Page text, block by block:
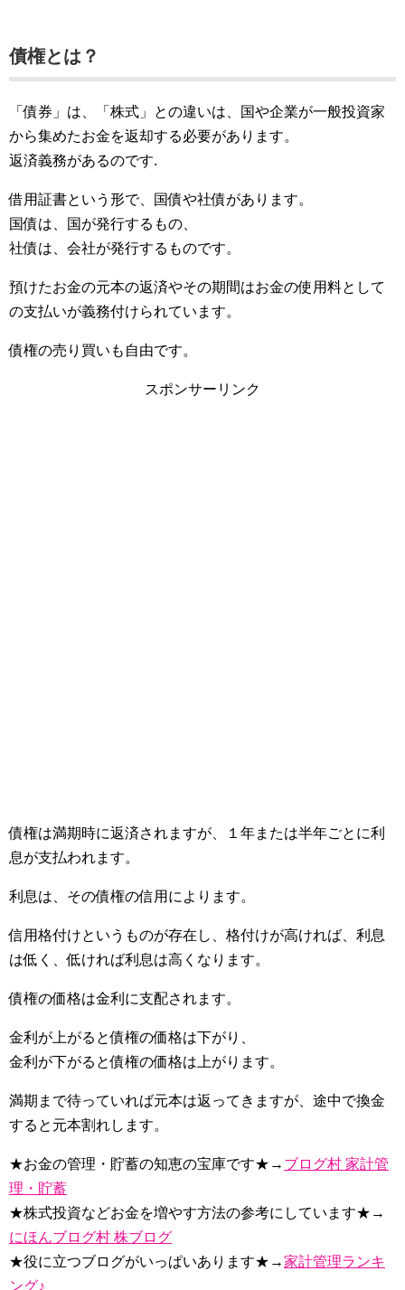
債権とは？
「債券」は、「株式」との違いは、国や企業が一般投資家
から集めたお金を返却する必要があります。
返済義務があるのです.
借用証書という形で、国債や社債があります。
国債は、国が発行するもの、
社債は、会社が発行するものです。
預けたお金の元本の返済やその期間はお金の使用料として
の支払いが義務付けられています。
債権の売り買いも自由です。
スポンサーリンク
債権は満期時に返済されますが、１年または半年ごとに利
息が支払われます。
利息は、その債権の信用によります。
信用格付けというものが存在し、格付けが高ければ、利息
は低く、低ければ利息は高くなります。
債権の価格は金利に支配されます。
金利が上がると債権の価格は下がり、
金利が下がると債権の価格は上がります。
満期まで待っていれば元本は返ってきますが、途中で換金
すると元本割れします。
★お金の管理・貯蓄の知恵の宝庫です★→ ブログ村 家計管
理・貯蓄
★株式投資などお金を増やす方法の参考にしています★→
にほんブログ村 株ブログ
★役に立つブログがいっぱいあります★→家計管理ランキ
ング♪